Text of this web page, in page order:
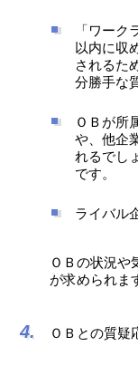
「ワー
以内に収
されるた
分勝手な
ＯＢが所
や、他企
れるでし
です。
ライバル
ＯＢの状況や
が求められま
ＯＢとの質疑